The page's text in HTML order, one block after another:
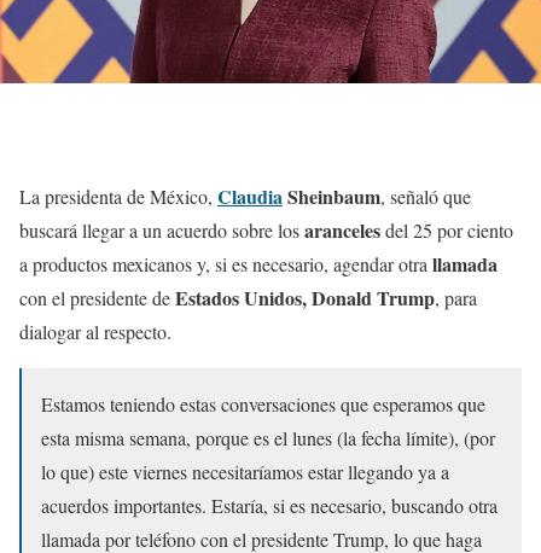
La presidenta de México, ClaudiaSheinbaum, señaló que
buscará llegar a un acuerdo sobre losarancelesdel 25 por ciento
a productos mexicanos y, si es necesario, agendar otra llamada
con el presidente deEstados Unidos, Donald Trump, para
dialogar al respecto.
Estamos teniendo estas conversaciones que esperamos que
esta misma semana, porque es el lunes (la fecha límite), (por
lo que) este viernes necesitaríamos estar llegando ya a
acuerdos importantes. Estaría, si es necesario, buscando otra
llamada por teléfono con el presidente Trump, lo que haga